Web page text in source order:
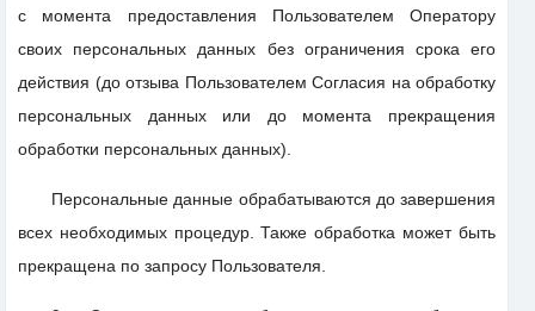
с момента предоставления Пользователем Оператору
своих персональных данных без ограничения срока его
действия (до отзыва Пользователем Согласия на обработку
персональных данных или до момента прекращения
обработки персональных данных).
Персональные данные обрабатываются до завершения
всех необходимых процедур. Также обработка может быть
прекращена по запросу Пользователя.